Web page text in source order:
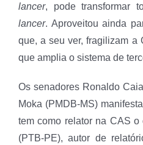
lancer, pode transformar
lancer. Aproveitou ainda
que, a seu ver, fragilizam a
que amplia o sistema de
Os senadores Ronaldo
Moka (PMDB-MS)
tem como relator na CAS o
(PTB-PE), autor de